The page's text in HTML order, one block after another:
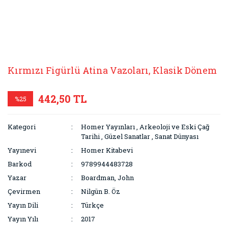
Kırmızı Figürlü Atina Vazoları, Klasik Dönem
%25 442,50 TL
Kategori Homer Yayınları,Arkeoloji ve Eski Çağ
Tarihi,Güzel Sanatlar,Sanat Dünyası
Yayınevi
Homer Kitabevi
Barkod
9789944483728
Yazar
Boardman, John
Çevirmen
Nilgün B. Öz
Yayın Dili
Türkçe
Yayın Yılı
2017